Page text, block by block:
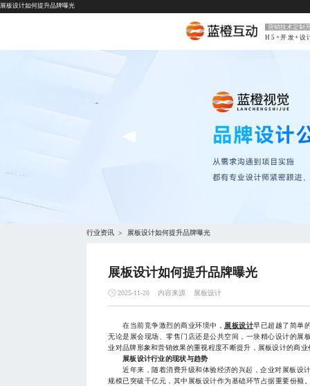
展板设计如何提升品牌曝光
营销技术定制
H5+开发+设
行业资讯 > 展板设计如何提升品牌曝光
展板设计如何提升品牌曝光
2025-11-20 内容来源 展板设计
在当前竞争激烈的商业环境中， 展板设计早已超越了简单
无论是展会现场、零售门店还是公共空间，一块精心设计的展
业对品牌形象和营销效果的重视程度不断提升，展板设计的商
展板设计行业的现状与趋势
近年来，随着消费升级和体验经济的兴起，企业对展板设
规模已突破千亿元，其中展板设计作为基础环节占据重要份额